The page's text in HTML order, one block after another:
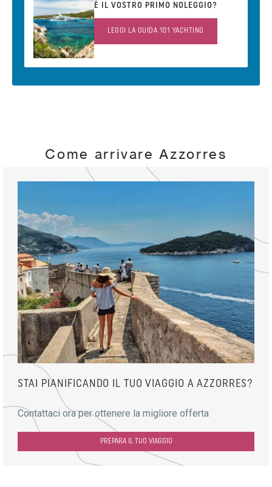
È IL VOSTRO PRIMO NOLEGGIO?
LEGGI LA GUIDA 101 YACHTING
Come arrivare Azzorres
STAI PIANIFICANDO IL TUO VIAGGIO A AZZORRES?
Contattaci ora per ottenere la migliore offerta
PREPARA IL TUO VIAGGIO